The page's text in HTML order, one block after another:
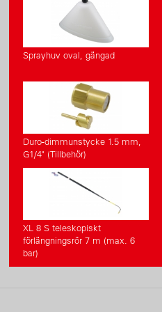
Sprayhuv oval, gängad
Duro-dimmunstycke 1.5 mm,
G1/4" (Tillbehör)
XL 8 S teleskopiskt
förlängningsrör 7 m (max. 6
bar)